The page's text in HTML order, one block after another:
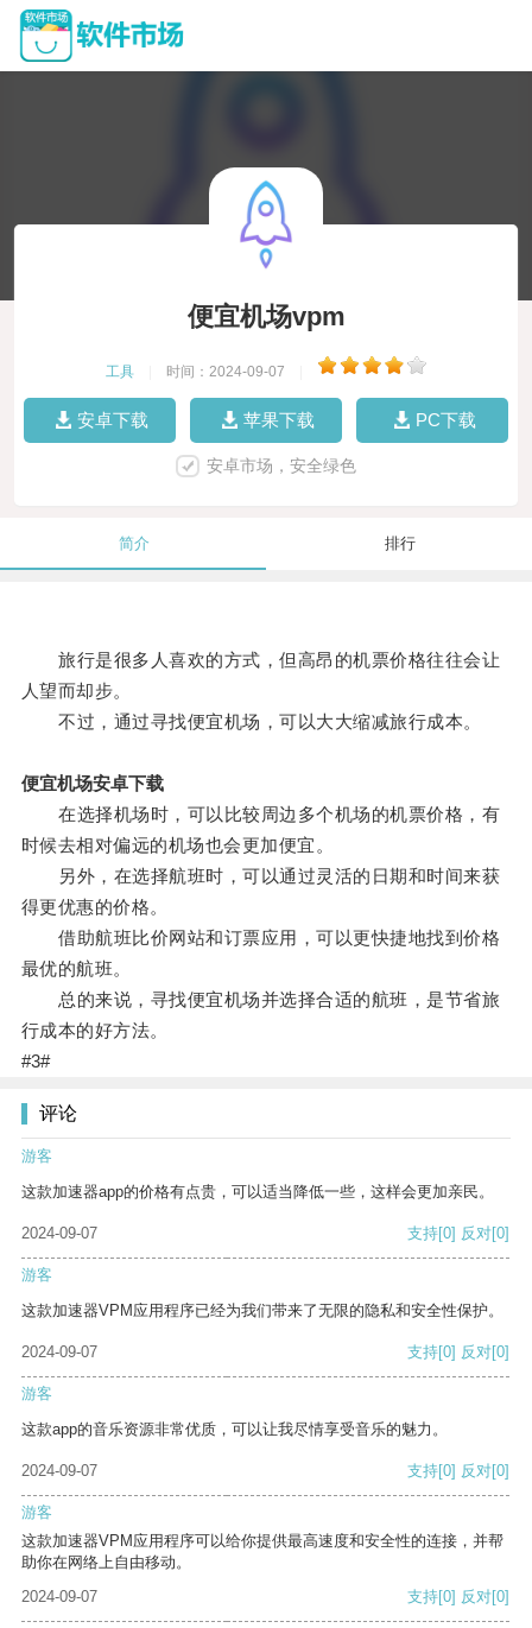
便宜机场vpm
工具 时间：2024-09-07
安卓下载 苹果下载 PC下载
安卓市场，安全绿色
简介 排行
旅行是很多人喜欢的方式，但高昂的机票价格往往会让
人望而却步。
不过，通过寻找便宜机场，可以大大缩减旅行成本。
便宜机场安卓下载
在选择机场时，可以比较周边多个机场的机票价格，有
时候去相对偏远的机场也会更加便宜。
另外，在选择航班时，可以通过灵活的日期和时间来获
得更优惠的价格。
借助航班比价网站和订票应用，可以更快捷地找到价格
最优的航班。
总的来说，寻找便宜机场并选择合适的航班，是节省旅
行成本的好方法。
#3#
评论
游客
这款加速器app的价格有点贵，可以适当降低一些，这样会更加亲民。
2024-09-07 支持[0] 反对[0]
游客
这款加速器VPM应用程序已经为我们带来了无限的隐私和安全性保护。
2024-09-07 支持[0] 反对[0]
游客
这款app的音乐资源非常优质，可以让我尽情享受音乐的魅力。
2024-09-07 支持[0] 反对[0]
游客
这款加速器VPM应用程序可以给你提供最高速度和安全性的连接，并帮
助你在网络上自由移动。
2024-09-07
支持[0] 反对[0]